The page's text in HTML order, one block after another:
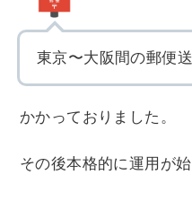
東京〜大阪間の郵便
かかっておりました。
その後本格的に運用が